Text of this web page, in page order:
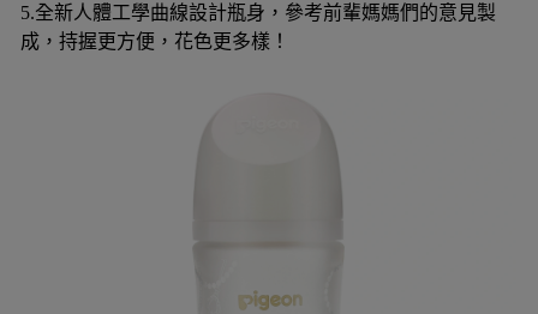
5.全新人體工學曲線設計瓶身，參考前輩媽媽們的意見製
成，持握更方便，花色更多樣！